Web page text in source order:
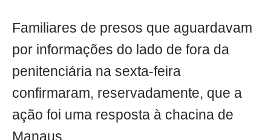
Familiares de presos que aguardavam
por informações do lado de fora da
penitenciária na sexta-feira
confirmaram, reservadamente, que a
ação foi uma resposta à chacina de
Manaus.